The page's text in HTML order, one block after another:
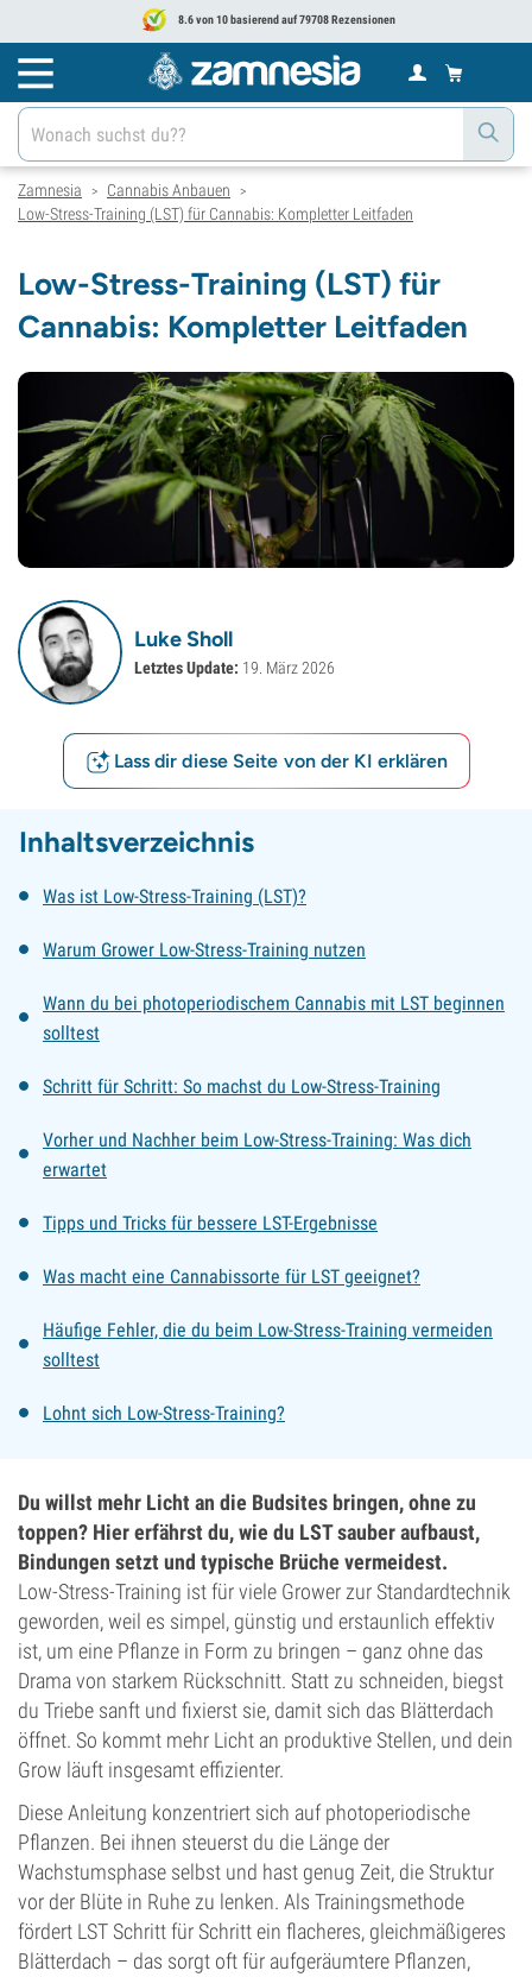
8.6 von 10 basierend auf 79708 Rezensionen
Zamnesia > Cannabis Anbauen >
Low-Stress-Training (LST) für Cannabis: Kompletter Leitfaden
Low-Stress-Training (LST) für
Cannabis: Kompletter Leitfaden
Luke Sholl
Letztes Update: 19. März 2026
Lass dir diese Seite von der KI erklären
Inhaltsverzeichnis
Was ist Low-Stress-Training (LST)?
Warum Grower Low-Stress-Training nutzen
Wann du bei photoperiodischem Cannabis mit LST beginnen
solltest
Schritt für Schritt: So machst du Low-Stress-Training
Vorher und Nachher beim Low-Stress-Training: Was dich
erwartet
Tipps und Tricks für bessere LST-Ergebnisse
Was macht eine Cannabissorte für LST geeignet?
Häufige Fehler, die du beim Low-Stress-Training vermeiden
solltest
Lohnt sich Low-Stress-Training?
Du willst mehr Licht an die Budsites bringen, ohne zu
toppen? Hier erfährst du, wie du LST sauber aufbaust,
Bindungen setzt und typische Brüche vermeidest.
Low-Stress-Training ist für viele Grower zur Standardtechnik
geworden, weil es simpel, günstig und erstaunlich effektiv
ist, um eine Pflanze in Form zu bringen – ganz ohne das
Drama von starkem Rückschnitt. Statt zu schneiden, biegst
du Triebe sanft und fixierst sie, damit sich das Blätterdach
öffnet. So kommt mehr Licht an produktive Stellen, und dein
Grow läuft insgesamt effizienter.
Diese Anleitung konzentriert sich auf photoperiodische
Pflanzen. Bei ihnen steuerst du die Länge der
Wachstumsphase selbst und hast genug Zeit, die Struktur
vor der Blüte in Ruhe zu lenken. Als Trainingsmethode
fördert LST Schritt für Schritt ein flacheres, gleichmäßigeres
Blätterdach – das sorgt oft für aufgeräumtere Pflanzen,